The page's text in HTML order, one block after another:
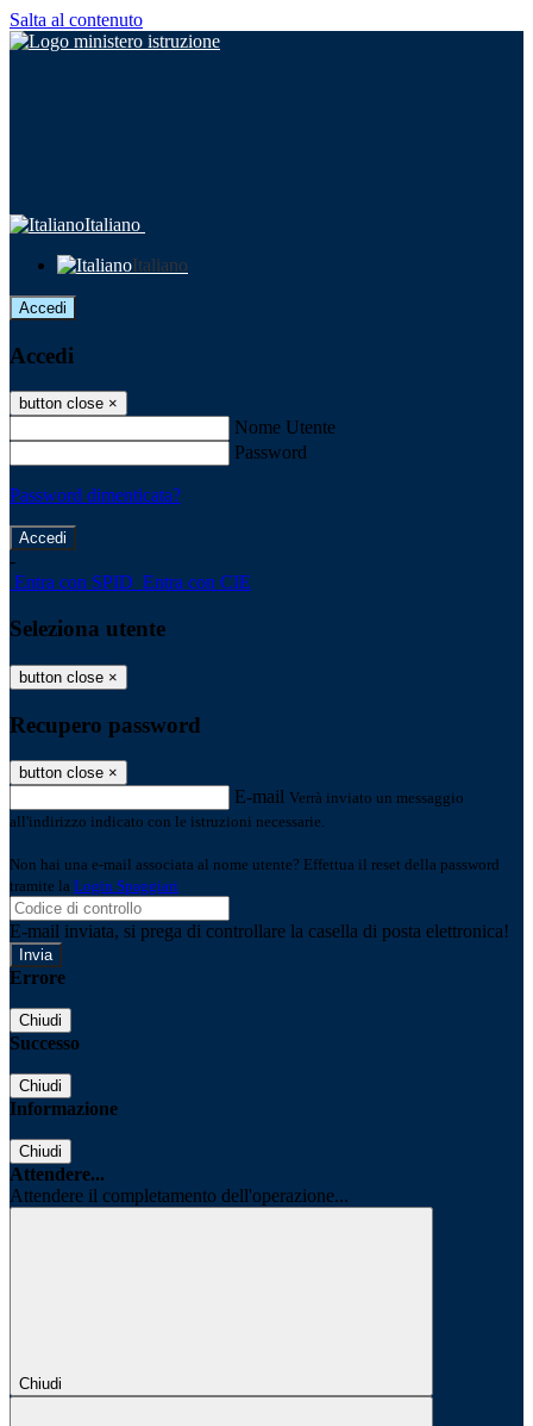
Salta al contenuto
Italiano
Italiano
Accedi
Accedi
button close ×
Nome Utente
Password
Password dimenticata?
-
Entra con SPID Entra con CIE
Seleziona utente
button close ×
Recupero password
button close ×
E-mail Verrà inviato un messaggio
all'indirizzo indicato con le istruzioni necessarie.
Non hai una e-mail associata al nome utente? Effettua il reset della password
tramite la Login Spaggiari
E-mail inviata, si prega di controllare la casella di posta elettronica!
Errore
Chiudi
Successo
Chiudi
Informazione
Chiudi
Attendere...
Attendere il completamento dell'operazione...
Chiudi